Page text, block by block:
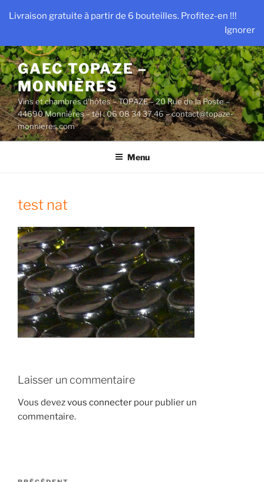
Livraison gratuite à partir de 6 bouteilles. Profitez-en !!!
Ignorer
principal
GAEC TOPAZE –
MONNIÈRES
Vins et chambres d'hôtes – TOPAZE – 20 Rue de la Poste –
44690 Monnières – tél : 06 08 34 37 46 – contact@topaze-
monnieres.com
Menu
test nat
Laisser un commentaire
Vous devezvous connecter pour publier un
commentaire.
Navigation